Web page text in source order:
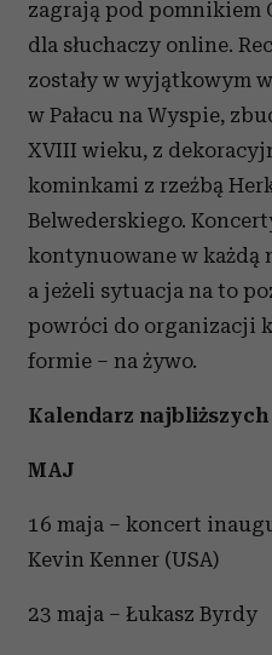
zagrają pod pomnikiem
dla słuchaczy online.
zostały w wyjątkowym
w Pałacu na Wyspie,
XVIII wieku, z
kominkami z rzeźbą
Belwederskiego.
kontynuowane w każdą
a jeżeli sytuacja na to
powróci do organizacji
formie – na żywo.
Kalendarz
MAJ
16 maja – koncert
Kevin Kenner (USA)
23 maja – Łukasz Byrdy